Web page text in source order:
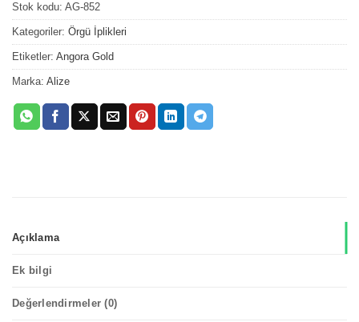
Stok kodu: AG-852
Kategoriler: Örgü İplikleri
Etiketler: Angora Gold
Marka: Alize
Açıklama
Ek bilgi
Değerlendirmeler (0)